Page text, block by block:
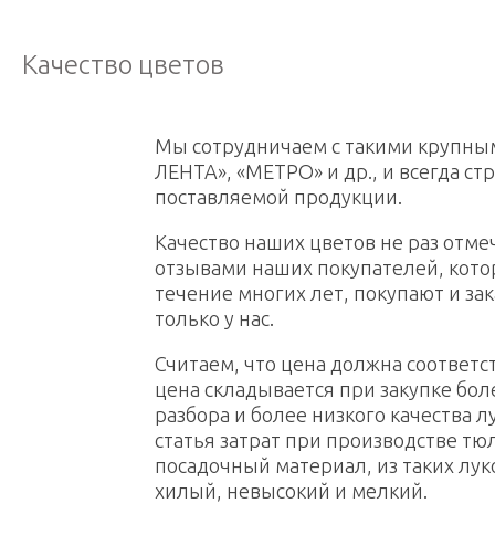
Качество цветов
Мы сотрудничаем с такими
ЛЕНТА», «МЕТРО» и др., и всегда
поставляемой продукции.
Качество наших цветов не раз
отзывами наших покупателей,
течение многих лет, покупают и
только у нас.
Считаем, что цена должна
цена складывается при закупке
разбора и более низкого качества
статья затрат при производстве
посадочный материал, из таких
хилый, невысокий и мелкий.